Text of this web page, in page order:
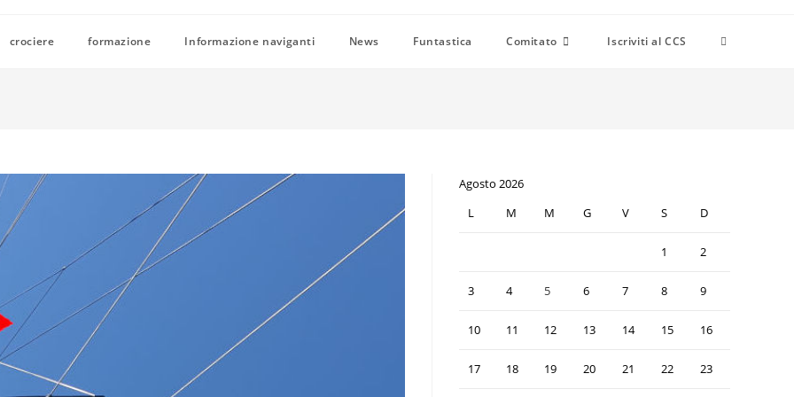
crociere formazione Informazione naviganti News Funtastica Comitato Iscriviti al CCS
Agosto 2026
L
M M G V S D
1 2
3 4 5 6 7 8 9
10 11 12 13 14 15 16
17 18 19 20 21 22 23